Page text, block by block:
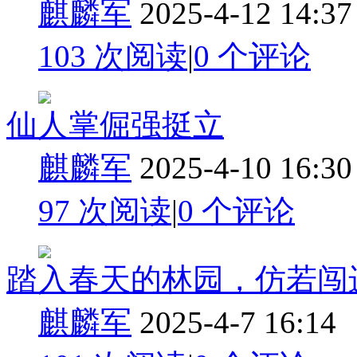
麒麟军 2025-4-12 14:37
103 次阅读|0 个评论
仙人掌倔强挺立
麒麟军 2025-4-10 16:30
97 次阅读|0 个评论
踏入春天的林园，仿若
麒麟军 2025-4-7 16:14